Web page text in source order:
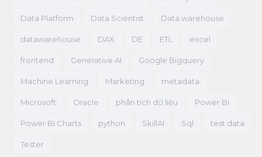
Data Platform Data Scientist Data warehouse
datawarehouse DAX DE ETL excel
frontend Generative AI Google Bigquery
Machine Learning Marketing metadata
Microsoft Oracle phân tích dữ liệu Power BI
Power BI Charts python SkillAI Sql test data
Tester